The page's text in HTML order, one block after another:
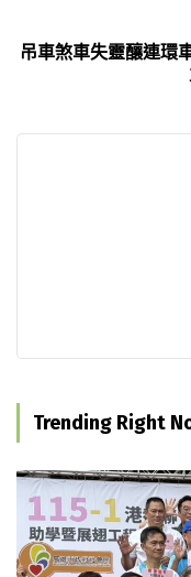
吊車煞車失靈釀連
Trending Right